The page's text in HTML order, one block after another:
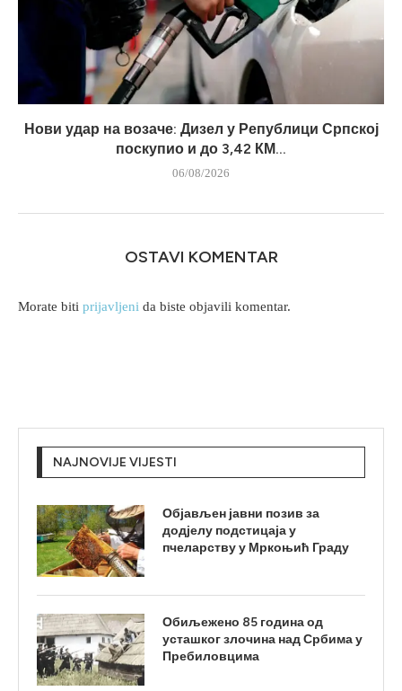
Нови удар на возаче: Дизел у Републици Српској
поскупио и до 3,42 КМ...
06/08/2026
OSTAVI KOMENTAR
Morate biti prijavljeni da biste objavili komentar.
NAJNOVIJE VIJESTI
Објављен јавни позив за
додјелу подстицаја у
пчеларству у Мркоњић Граду
Обиљежено 85 година од
усташког злочина над Србима у
Пребиловцима